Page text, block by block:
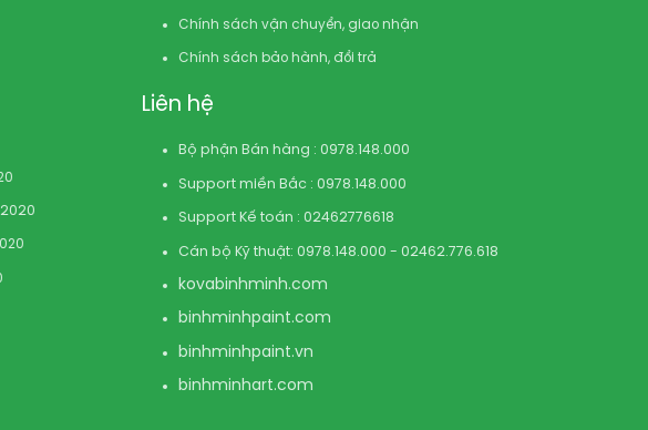
Chính sách vận chuyển, giao nhận
Chính sách bảo hành, đổi trả
Liên hệ
Bộ phận Bán hàng : 0978.148.000
Support miền Bắc : 0978.148.000
Support Kế toán : 02462776618
Cán bộ Kỹ thuật: 0978.148.000 - 02462.776.618
kovabinhminh.com
binhminhpaint.com
binhminhpaint.vn
binhminhart.com